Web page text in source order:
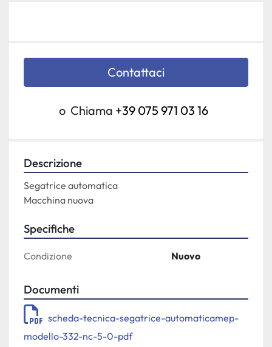
Contattaci
o Chiama +39 075 971 03 16
Descrizione
Segatrice automatica
Macchina nuova
Specifiche
Condizione Nuovo
Documenti
scheda-tecnica-segatrice-automaticamep-
modello-332-nc-5-0-pdf